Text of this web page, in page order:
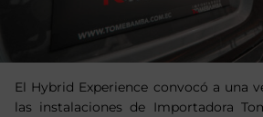
El Hybrid Experience convocó a una
las instalaciones de Importadora